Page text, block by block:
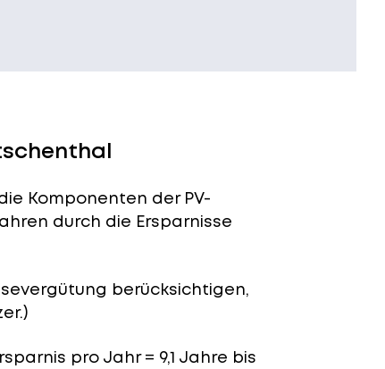
die Komponenten der PV-
durch die Ersparnisse
berücksichtigen,
pro Jahr = 9,1 Jahre bis